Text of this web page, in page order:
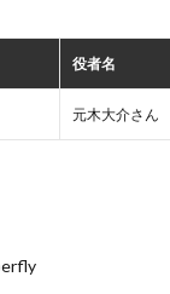
役者名
元木大介さん